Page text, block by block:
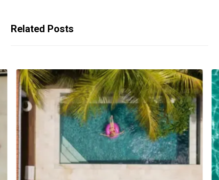
Related Posts